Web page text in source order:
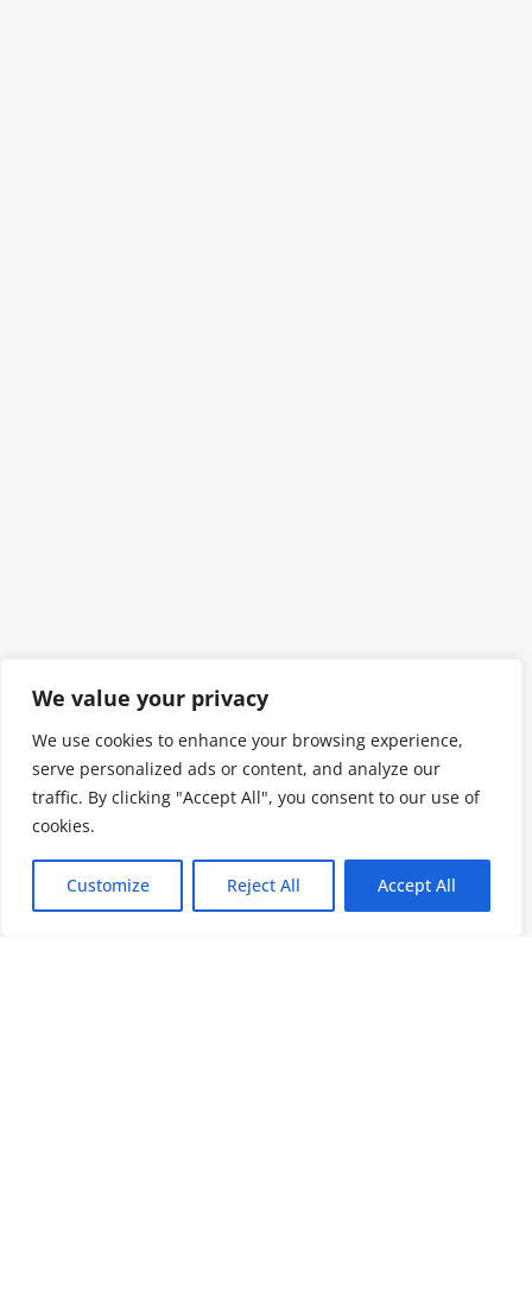
We value your privacy
We use cookies to enhance your browsing experience,
serve personalized ads or content, and analyze our
traffic. By clicking "Accept All", you consent to our use of
cookies.
Customize Reject All Accept All